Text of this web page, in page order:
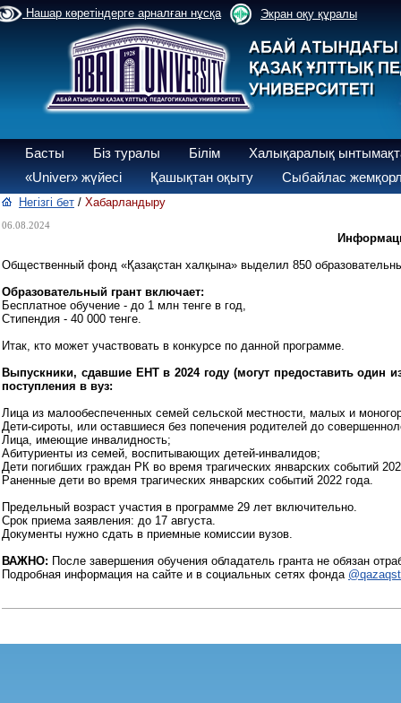
Нашар көретіндерге арналған нұсқа Экран оқу құралы
Басты Біз туралы Білім
Халықаралық
«Univer» жүйесі
Қашықтан оқыту Сыбайлас
Негізгі бет / Хабарландыру
06.08.2024
Общественный фонд «Қазақстан халқына» выделил 850
Образовательный грант включает:
Бесплатное обучение - до 1 млн тенге в год,
Стипендия - 40 000 тенге.
Итак, кто может участвовать в конкурсе по данной программе.
Выпускники, сдавшие ЕНТ в 2024 году (могут предоставить один
поступления в вуз:
Лица из малообеспеченных семей сельской местности, малых и
Дети-сироты, или оставшиеся без попечения родителей до
Лица, имеющие инвалидность;
Абитуриенты из семей, воспитывающих детей-инвалидов;
Дети погибших граждан РК во время трагических январских событий
Раненные дети во время трагических январских событий 2022 года.
Предельный возраст участия в программе 29 лет включительно.
Срок приема заявления: до 17 августа.
Документы нужно сдать в приемные комиссии вузов.
ВАЖНО: После завершения обучения обладатель гранта не обязан
Подробная информация на сайте и в социальных сетях фонда